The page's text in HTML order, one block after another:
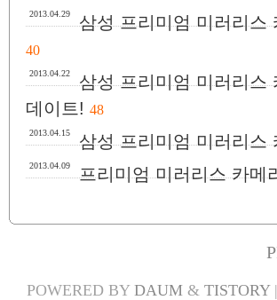
2013.04.29 삼성 프리미엄 미러리스
40
2013.04.22
삼성 프리미엄 미러리스
데이트! 48
2013.04.15 삼성 프리미엄 미러리스
2013.04.09 프리미엄 미러리스 카메
POWERED BY DAUM& TISTORY|